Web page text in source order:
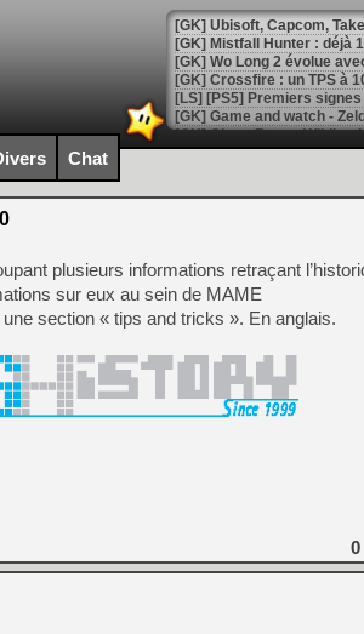
[GK] Mistfall Hunter : déjà
[GK] Wo Long 2 évolue
[GK] Crossfire : un TPS à
[LS] [PS5] Premiers
[Mo5] DOOM arrive en
[GK] Bethesda fête les 30
[GK] Roblox : l'action en
[GK] Agenda - GeForce
[GK] Devolver Digital en a
[LS] [PS5] ps5-y2jb-
[GK] Pourquoi Marvel
[GK] Test : Restory : Chill
[GK] GTA 6 : Rockstar
[GK] Hot Wheels Infinite
[GK] Mémoire cash -
[GK] Résultats Nintendo :
[GK] Déjà des
[Mo5] Brickboy cherche à
[GK] Minecraft et ses «
Chat
plusieurs informations retraçant
sur eux au sein de MAME
section « tips and tricks ». En anglais.
0